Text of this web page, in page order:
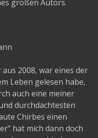
großen Autors.
2008, war eines der
Leben gelesen habe,
auch eine meiner
durchdachtesten
Chirbes einen
hat mich dann doch